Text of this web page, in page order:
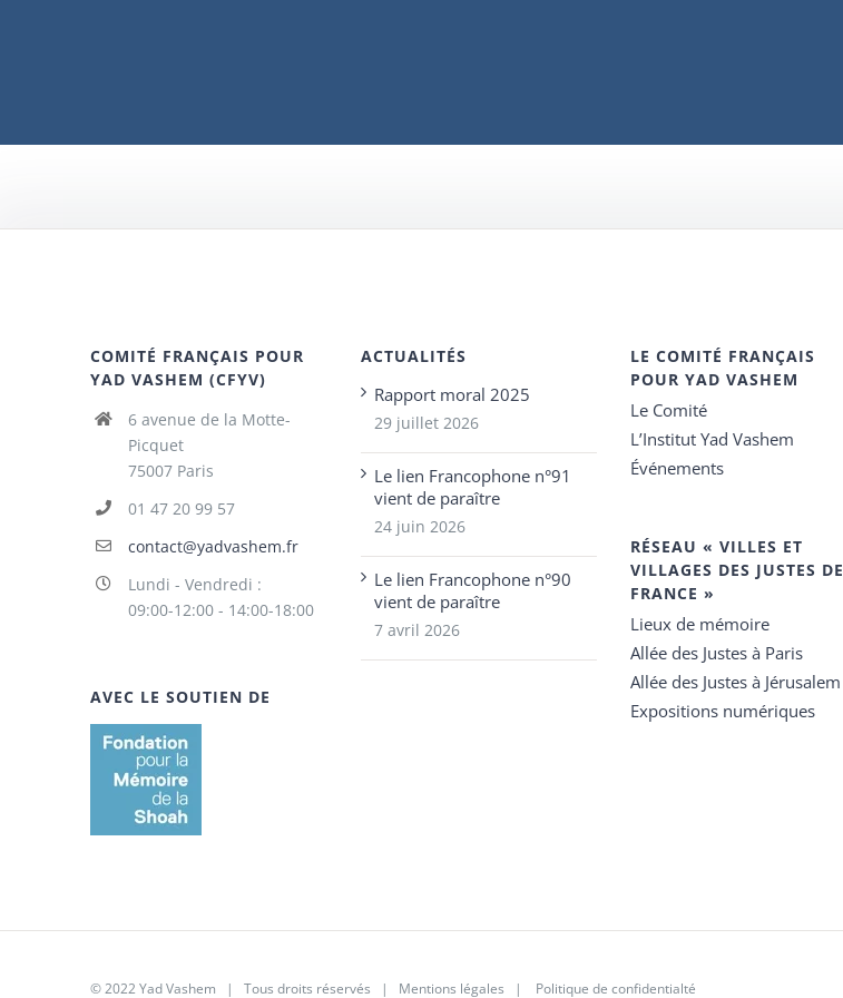
COMITÉ FRANÇAIS POUR
YAD VASHEM (CFYV)
6 avenue de la Motte-
Picquet
75007 Paris
01 47 20 99 57
contact@yadvashem.fr
Lundi - Vendredi :
09:00-12:00 - 14:00-18:00
AVEC LE SOUTIEN DE
ACTUALITÉS
Rapport moral 2025
29 juillet 2026
Le lien Francophone n°91
vient de paraître
24 juin 2026
Le lien Francophone n°90
vient de paraître
7 avril 2026
LE COMITÉ FRANÇAIS
POUR YAD VASHEM
Le Comité
L’Institut Yad Vashem
Événements
RÉSEAU « VILLES ET
VILLAGES DES JUSTES DE
FRANCE »
Lieux de mémoire
Allée des Justes à Paris
Allée des Justes à Jérusalem
Expositions numériques
© 2022 Yad Vashem | Tous droits réservés | Mentions légales | Politique de confidentialté